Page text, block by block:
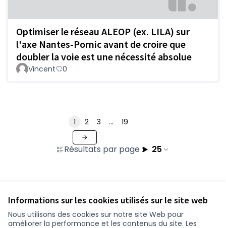
Informations sur les cookies utilisés sur le site web
Nous utilisons des cookies sur notre site Web pour
améliorer la performance et les contenus du site. Les
Optimiser le réseau ALEOP (ex. LILA) sur
l'axe Nantes-Pornic avant de croire que
doubler la voie est une nécessité absolue
Vincent 0
Résultats par page : 25
1 2 3 … 19
Conditions d'utilisation